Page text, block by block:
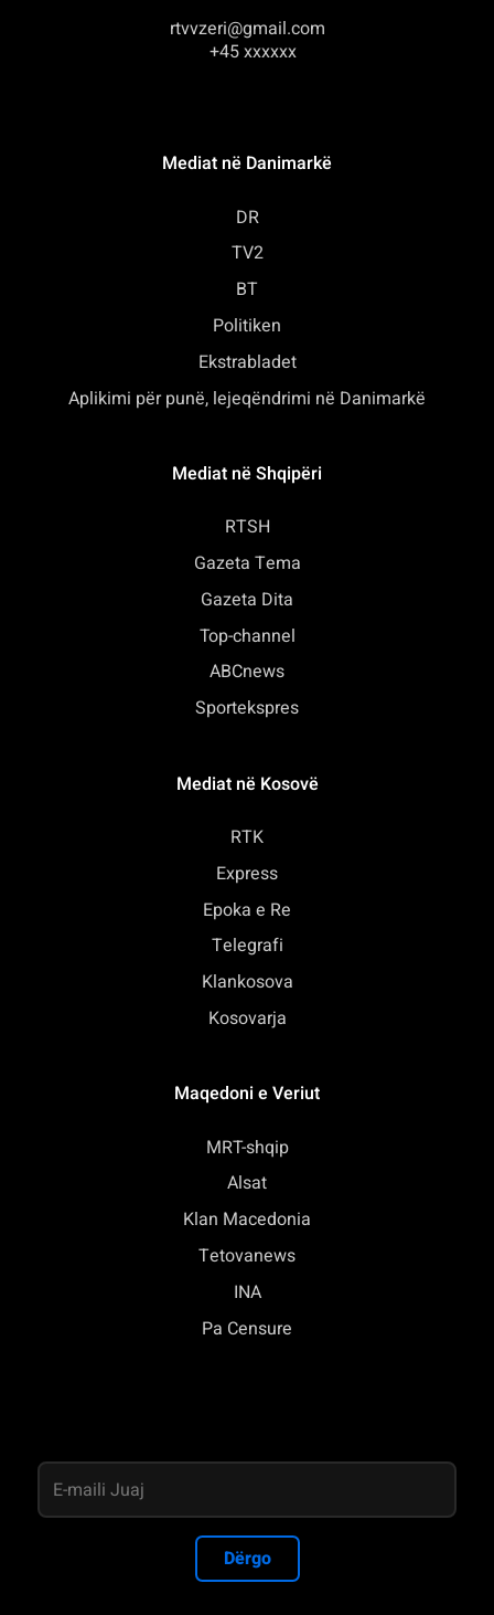
rtvvzeri@gmail.com
+45 xxxxxx
Mediat në Danimarkë
DR
TV2
BT
Politiken
Ekstrabladet
Aplikimi për punë, lejeqëndrimi në Danimarkë
Mediat në Shqipëri
RTSH
Gazeta Tema
Gazeta Dita
Top-channel
ABCnews
Sportekspres
Mediat në Kosovë
RTK
Express
Epoka e Re
Telegrafi
Klankosova
Kosovarja
Maqedoni e Veriut
MRT-shqip
Alsat
Klan Macedonia
Tetovanews
INA
Pa Censure
Dërgo